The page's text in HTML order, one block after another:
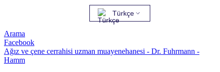
Türkçe
Arama
Facebook
Ağız ve çene cerrahisi uzman muayenehanesi - Dr. Fuhrmann -
Hamm